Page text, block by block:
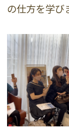
の仕方を学び